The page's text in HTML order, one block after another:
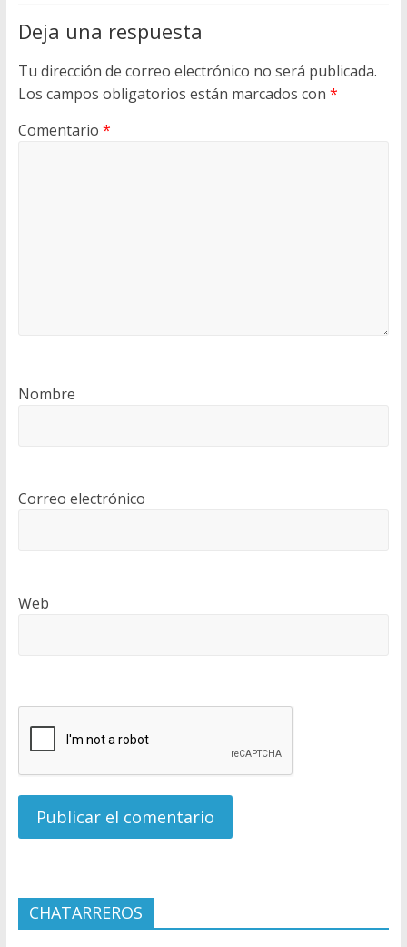
Deja una respuesta
Tu dirección de correo electrónico no será publicada.
Los campos obligatorios están marcados con *
Comentario *
Nombre
Correo electrónico
Web
CHATARREROS